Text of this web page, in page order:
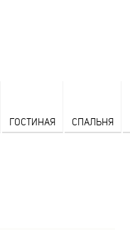
ГОСТИНАЯ СПАЛЬНЯ